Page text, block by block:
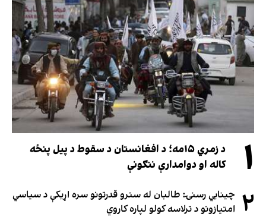
۱
د زمري ۱۵مه؛ د افغانستان د سقوط د پیل پنځه
کاله او دوامدارې ننګونې
۲ چینایي رسنۍ: طالبان له سترو قدرتونو سره اړیکې د سیاسي
امتیازونو د ترلاسه کولو لپاره کاروي